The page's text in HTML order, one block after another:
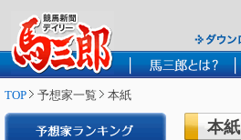
TOP 予想家一覧 本紙
本紙